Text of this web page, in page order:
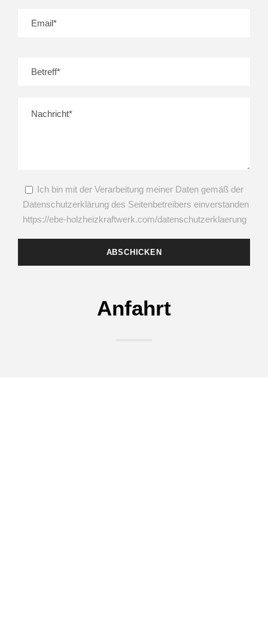
Ich bin mit der Verarbeitung meiner Daten gemäß der
Datenschutzerklärung des Seitenbetreibers einverstanden
https://ebe-holzheizkraftwerk.com/datenschutzerklaerung
Anfahrt